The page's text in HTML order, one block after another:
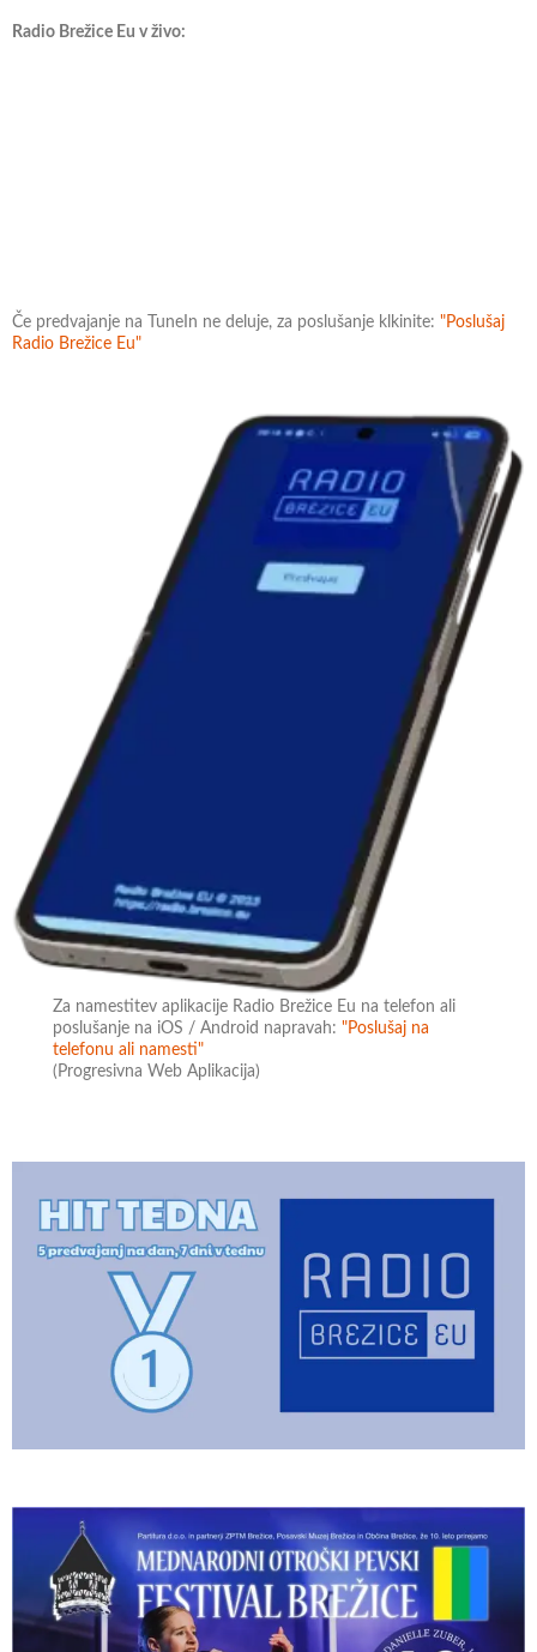
Radio Brežice Eu v živo:
Če predvajanje na TuneIn ne deluje, za poslušanje klkinite: "Poslušaj
Radio Brežice Eu"
Za namestitev aplikacije Radio Brežice Eu na telefon ali
poslušanje na iOS / Android napravah:"Poslušaj na
telefonu ali namesti"
(Progresivna Web Aplikacija)